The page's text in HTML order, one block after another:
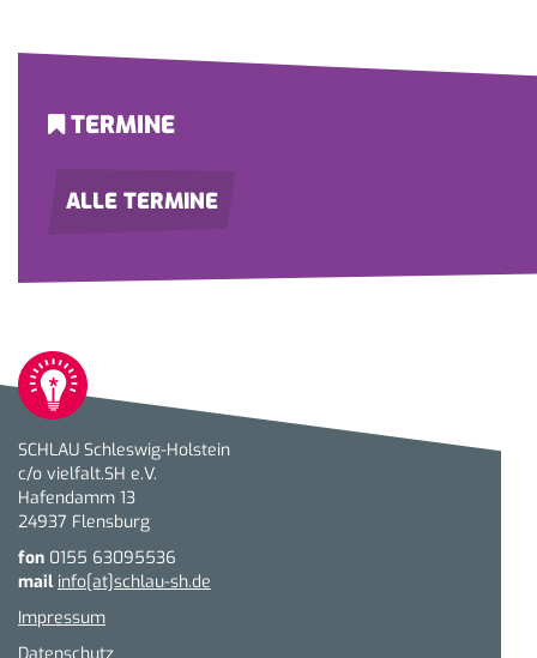
TERMINE
ALLE TERMINE
SCHLAU Schleswig-Holstein
c/o vielfalt.SH e.V.
Hafendamm 13
24937 Flensburg
fon 0155 63095536
mail info[at]schlau-sh.de
Impressum